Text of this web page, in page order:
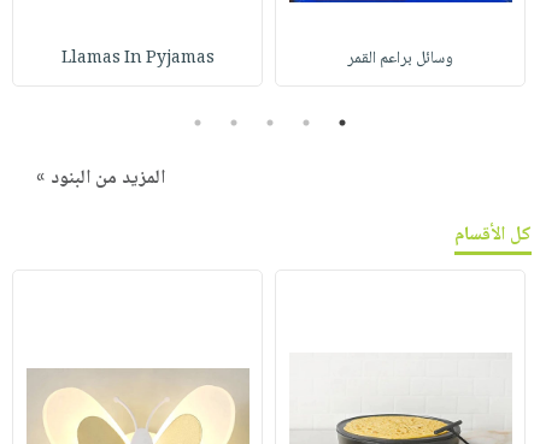
وسائل براعم القمر Llamas In Pyjamas
1
2
3
4
5
المزيد من البنود »
كل الأقسام